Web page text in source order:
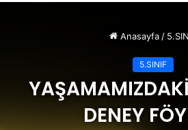
Anasayfa /
5.SINIF
DENEY